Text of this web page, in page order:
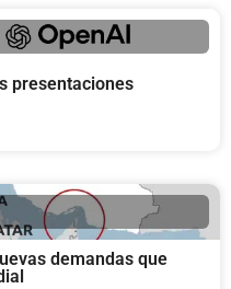
presentaciones
demandas que